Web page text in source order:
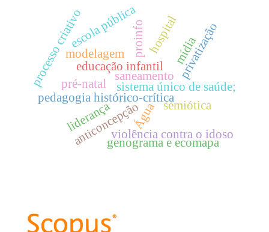
saneamento
sistema único de saúde;
pedagogia histórico-crítica
educação infantil
processo criativomodelagem privatização
Água
mídia
proinfo
escola pública
violência contra o idoso
anticoncepção
liderança
hospital
semiótica
pré-natal
genograma e ecomapa